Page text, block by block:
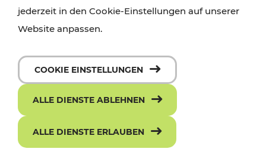
jederzeit in den Cookie-Einstellungen auf unserer
Website anpassen.
COOKIE EINSTELLUNGEN
ALLE DIENSTE ABLEHNEN
ALLE DIENSTE ERLAUBEN